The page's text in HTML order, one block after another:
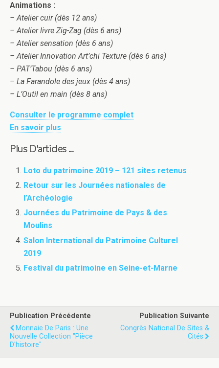
Animations :
– Atelier cuir (dès 12 ans)
– Atelier livre Zig-Zag (dès 6 ans)
– Atelier sensation (dès 6 ans)
– Atelier Innovation Art’chi Texture (dès 6 ans)
– PAT’Tabou (dès 6 ans)
– La Farandole des jeux (dès 4 ans)
– L’Outil en main (dès 8 ans)
Consulter le programme complet
En savoir plus
Plus D'articles ...
Loto du patrimoine 2019 – 121 sites retenus
Retour sur les Journées nationales de
l’Archéologie
Journées du Patrimoine de Pays & des
Moulins
Salon International du Patrimoine Culturel
2019
Festival du patrimoine en Seine-et-Marne
Publication Précédente
Monnaie De Paris : Une
Nouvelle Collection "Pièce
D'histoire"
Publication Suivante
Congrès National De Sites &
Cités